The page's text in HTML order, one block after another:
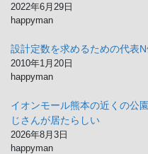
2022年6月29日
happyman
設計定数を求めるための代表
2010年1月20日
happyman
イオンモール熊本の近くの公
じさんが居たらしい
2026年8月3日
happyman